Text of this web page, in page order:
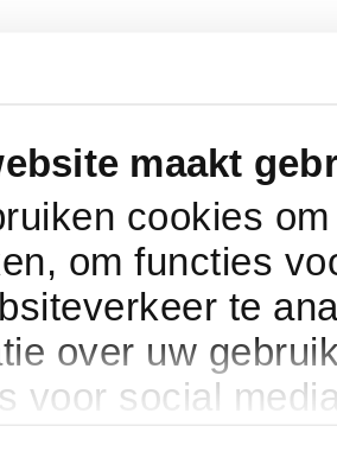
maakt
cookies
om functies
te
over uw
voor social